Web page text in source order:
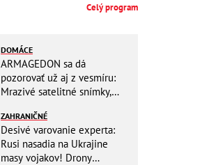
Celý program
DOMÁCE
ARMAGEDON sa dá
pozorovať už aj z vesmíru:
Mrazivé satelitné snímky,
vode ani stopy!
ZAHRANIČNÉ
Desivé varovanie experta:
Rusi nasadia na Ukrajine
masy vojakov! Drony